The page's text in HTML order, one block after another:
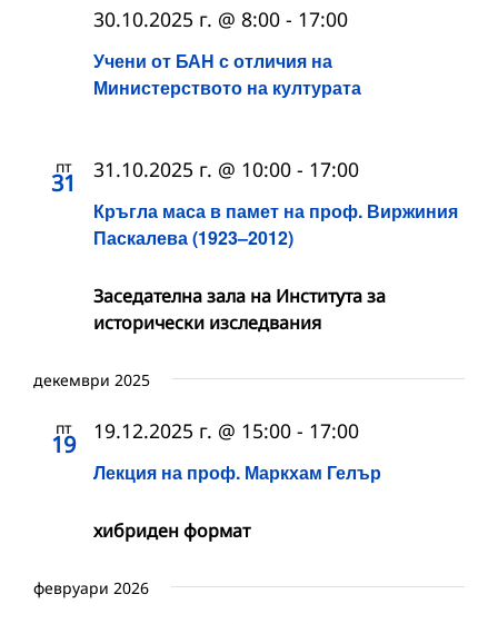
Учени от БАН с отличия на
Министерството на културата
30.10.2025 г. @ 8:00 - 17:00
пт
31
Кръгла маса в памет на проф. Виржиния
Паскалева (1923–2012)
31.10.2025 г. @ 10:00 - 17:00
Заседателна зала на Института за
исторически изследвания
декември 2025
пт
19
Лекция на проф. Маркхам Гелър
19.12.2025 г. @ 15:00 - 17:00
хибриден формат
февруари 2026